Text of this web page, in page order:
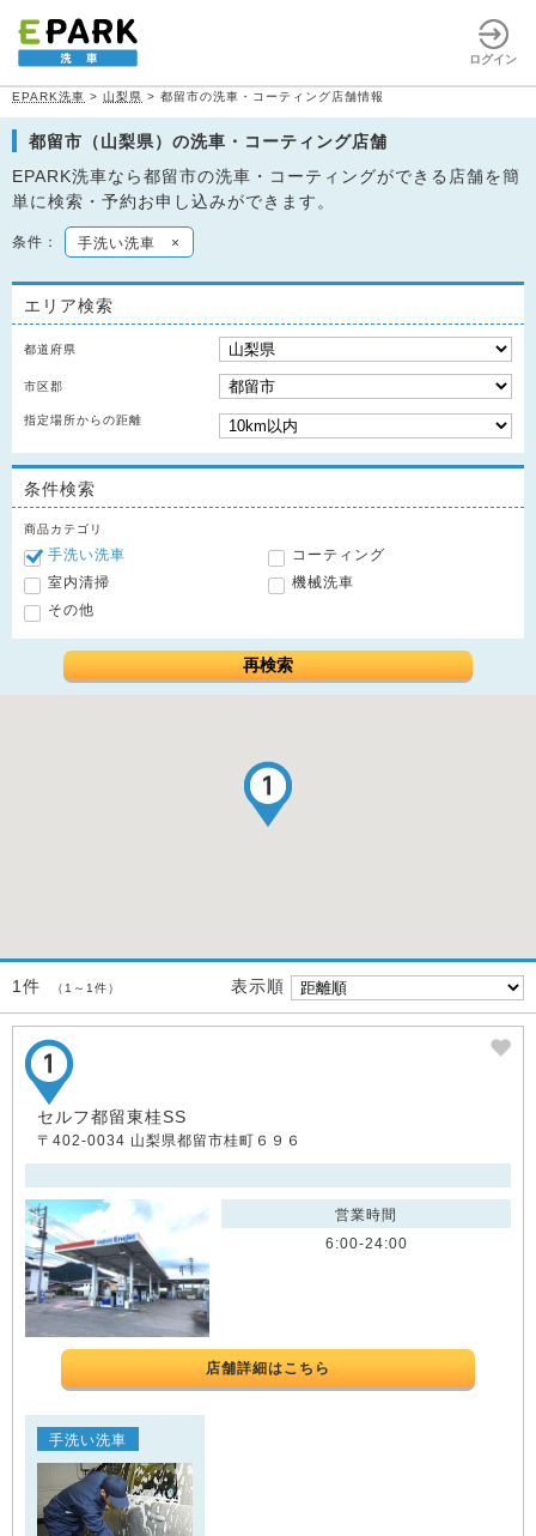
ログイン
EPARK洗車 > 山梨県 > 都留市の洗車・コーティング店舗情報
都留市（山梨県）の洗車・コーティング店舗
EPARK洗車なら都留市の洗車・コーティングができる店舗を簡
単に検索・予約お申し込みができます。
条件： 手洗い洗車 ×
エリア検索
都道府県
市区郡
指定場所からの距離
条件検索
商品カテゴリ
手洗い洗車
コーティング
室内清掃
機械洗車
その他
再検索
1件 （1～1件） 表示順
セルフ都留東桂SS
〒402-0034 山梨県都留市桂町６９６
営業時間
6:00-24:00
店舗詳細はこちら
手洗い洗車